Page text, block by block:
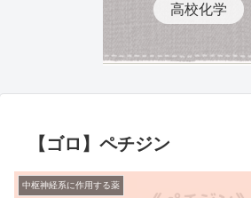
高校化学
【ゴロ】ペチジン
中枢神経系に作用する薬